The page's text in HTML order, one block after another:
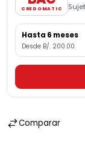
BAC
CREDOMATIC
Hasta 6